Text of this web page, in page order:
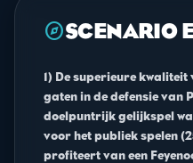
exploreSCENARIO
1) De superieure
gaten in de defensie van
doelpuntrijk gelijkspel
voor het publiek spelen
profiteert van een